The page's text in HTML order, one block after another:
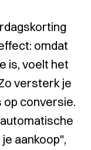
omdat
is, voelt het
versterk je
op conversie.
automatische
aankoop",